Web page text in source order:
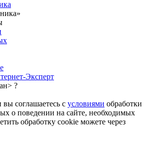
Эксперт
?
соглашаетесь с условиями обработки
о поведении на сайте, необходимых
обработку cookie можете через